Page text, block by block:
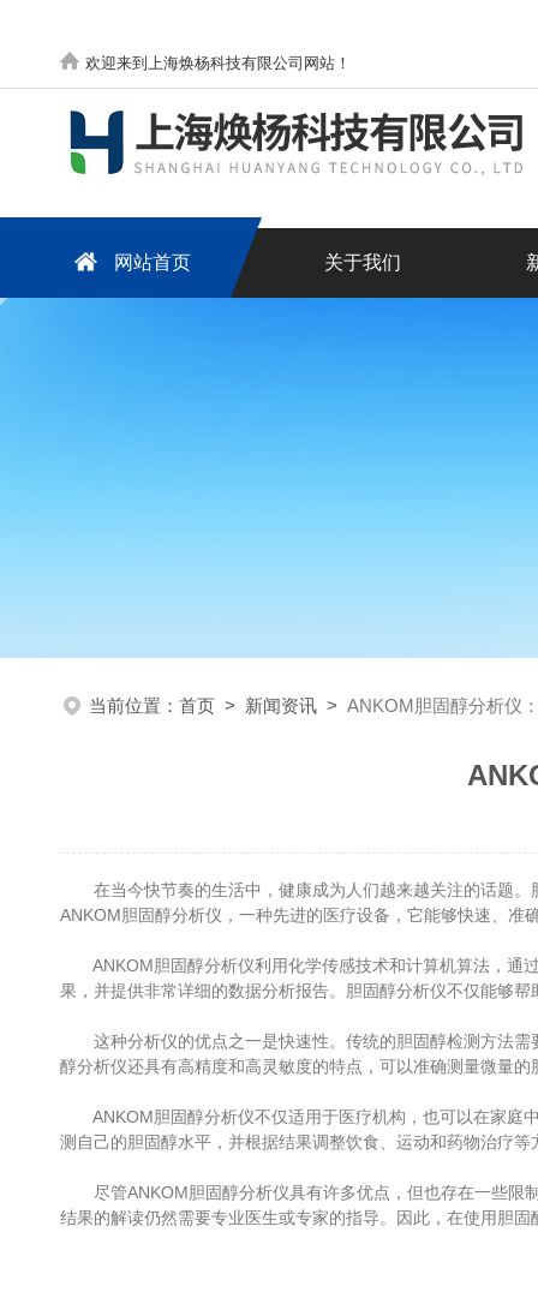
欢迎来到上海焕杨科技有限公司网站！
网站首页 关于我们
当前位置： 首页 > 新闻资讯 > ANKOM胆固醇分析仪
在当今快节奏的生活中，健康成为人们越来越关注的话题。
ANKOM胆固醇分析仪，一种先进的医疗设备，它能够快速、
ANKOM胆固醇分析仪利用化学传感技术和计算机算法，通
果，并提供非常详细的数据分析报告。胆固醇分析仪不仅能够
这种分析仪的优点之一是快速性。传统的胆固醇检测方法需
醇分析仪还具有高精度和高灵敏度的特点，可以准确测量微量
ANKOM胆固醇分析仪不仅适用于医疗机构，也可以在家庭
测自己的胆固醇水平，并根据结果调整饮食、运动和药物治疗
尽管ANKOM胆固醇分析仪具有许多优点，但也存在一些限
结果的解读仍然需要专业医生或专家的指导。因此，在使用胆